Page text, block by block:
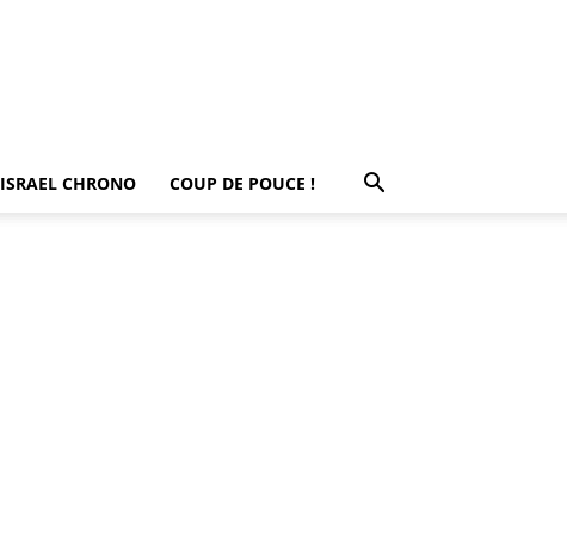
ISRAEL CHRONO COUP DE POUCE !